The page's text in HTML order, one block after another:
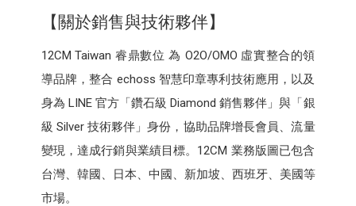
【關於銷售與技術夥伴】
12CM Taiwan 睿鼎數位 為 O2O/OMO 虛實整合的領
導品牌，整合 echoss 智慧印章專利技術應用，以及
身為 LINE 官方「鑽石級 Diamond 銷售夥伴」與「銀
級 Silver 技術夥伴」身份，協助品牌增長會員、流量
變現，達成行銷與業績目標。12CM 業務版圖已包含
台灣、韓國、日本、中國、新加坡、西班牙、美國等
市場。